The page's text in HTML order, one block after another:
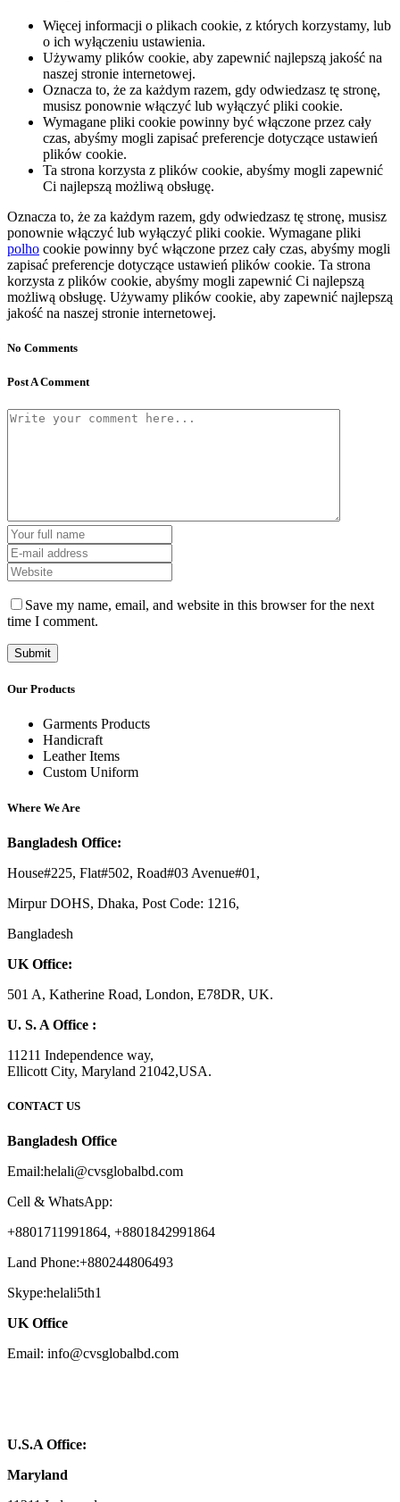
Więcej informacji o plikach cookie, z których korzystamy, lub
o ich wyłączeniu ustawienia.
Używamy plików cookie, aby zapewnić najlepszą jakość na
naszej stronie internetowej.
Oznacza to, że za każdym razem, gdy odwiedzasz tę stronę,
musisz ponownie włączyć lub wyłączyć pliki cookie.
Wymagane pliki cookie powinny być włączone przez cały
czas, abyśmy mogli zapisać preferencje dotyczące ustawień
plików cookie.
Ta strona korzysta z plików cookie, abyśmy mogli zapewnić
Ci najlepszą możliwą obsługę.
Oznacza to, że za każdym razem, gdy odwiedzasz tę stronę, musisz
ponownie włączyć lub wyłączyć pliki cookie. Wymagane pliki
polho cookie powinny być włączone przez cały czas, abyśmy mogli
zapisać preferencje dotyczące ustawień plików cookie. Ta strona
korzysta z plików cookie, abyśmy mogli zapewnić Ci najlepszą
możliwą obsługę. Używamy plików cookie, aby zapewnić najlepszą
jakość na naszej stronie internetowej.
No Comments
Post A Comment
Save my name, email, and website in this browser for the next
time I comment.
Our Products
Garments Products
Handicraft
Leather Items
Custom Uniform
Where We Are
Bangladesh Office:
House#225, Flat#502, Road#03 Avenue#01,
Mirpur DOHS, Dhaka, Post Code: 1216,
Bangladesh
UK Office:
501 A, Katherine Road, London, E78DR, UK.
U. S. A Office :
11211 Independence way,
Ellicott City, Maryland 21042,USA.
CONTACT US
Bangladesh Office
Email:helali@cvsglobalbd.com
Cell & WhatsApp:
+8801711991864, +8801842991864
Land Phone:+880244806493
Skype:helali5th1
UK Office
Email: info@cvsglobalbd.com
U.S.A Office:
Maryland